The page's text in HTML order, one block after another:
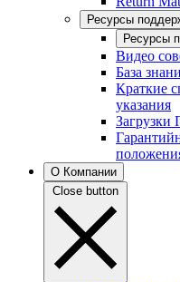
Ресурсы
Ресурсы
Видео
База
Краткие
указания
Загрузки
О Компании
Close button